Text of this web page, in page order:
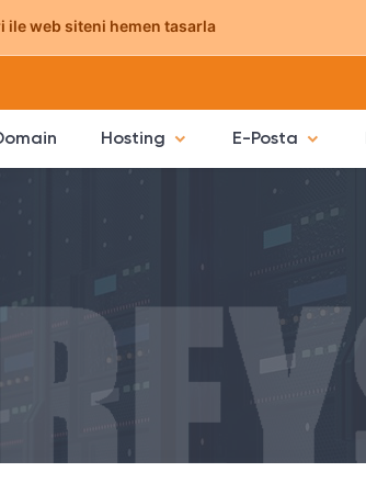
ile web siteni hemen tasarla
Hosting E-Posta